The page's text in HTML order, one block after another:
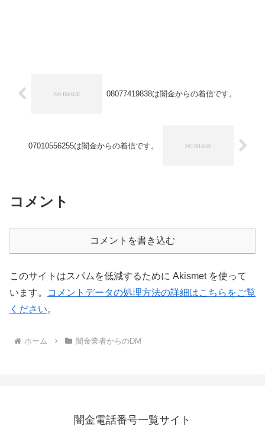
08077419838は闇金からの着信です。
07010556255は闇金からの着信です。
コメント
コメントを書き込む
このサイトはスパムを低減するために Akismet を使って
います。
コメントデータの処理方法の詳細はこちらをご覧
ください。
ホーム 闇金業者からのDM
闇金電話番号一覧サイト